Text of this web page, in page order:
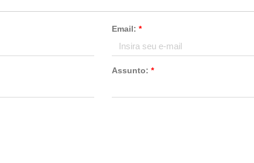
Email: *
Assunto: *